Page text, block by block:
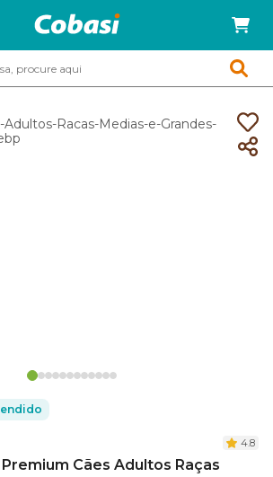
4.8
Cães Adultos Raças